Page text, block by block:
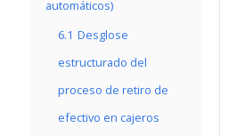
automáticos)
6.1 Desglose
estructurado del
proceso de retiro de
efectivo en cajeros